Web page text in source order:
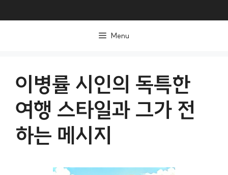
Menu
이병률 시인의 독특한
여행 스타일과 그가 전
하는 메시지